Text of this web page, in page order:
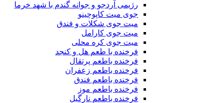
رژیمی آردجو و جوانه گندم با شهد خرما
جوی میت کاپوچینو
میت جوی شکلات و فندق
میت جوی کارامل
میت جوی کره محلی
فرخنده با طعم هل و کنجد
فرخنده باطعم پرتقال
فرخنده باطعم زعفران
فرخنده باطعم فندق
فرخنده باطعم موز
فرخنده باطعم نارگیل